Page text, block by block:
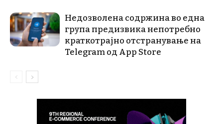
Недозволена содржина во една
група предизвика непотребно
краткотрајно отстранување на
Telegram од App Store